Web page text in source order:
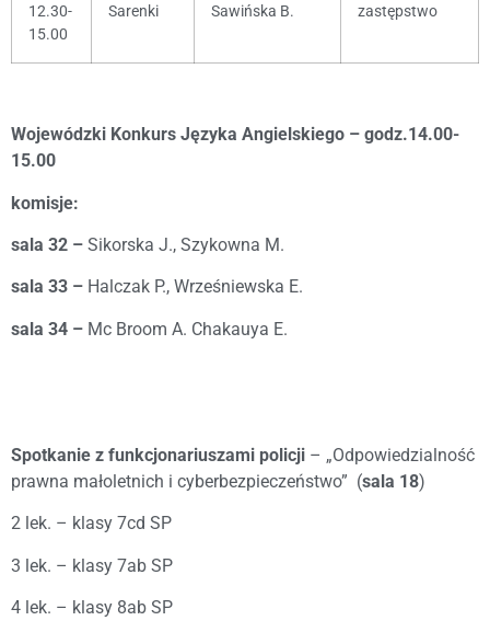
12.30-
15.00
Sarenki Sawińska B. zastępstwo
Wojewódzki Konkurs Języka Angielskiego – godz.14.00-
15.00
komisje:
sala 32 – Sikorska J., Szykowna M.
sala 33 – Halczak P., Wrześniewska E.
sala 34 – Mc Broom A. Chakauya E.
Spotkanie z funkcjonariuszami policji – „Odpowiedzialność
prawna małoletnich i cyberbezpieczeństwo” (sala 18)
2 lek. – klasy 7cd SP
3 lek. – klasy 7ab SP
4 lek. – klasy 8ab SP